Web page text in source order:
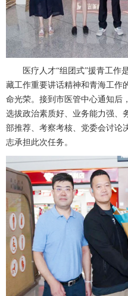
医疗人才“组团式”援青工作
藏工作重要讲话精神和青海工作
命光荣。接到市医管中心通知后
选拔政治素质好、业务能力强、
部推荐、考察考核、党委会讨论
志承担此次任务。